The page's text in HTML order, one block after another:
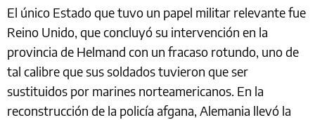
El único Estado que tuvo un papel militar relevante fue
Reino Unido, que concluyó su intervención en la
provincia de Helmand con un fracaso rotundo, uno de
tal calibre que sus soldados tuvieron que ser
sustituidos por marines norteamericanos. En la
reconstrucción de la policía afgana, Alemania llevó la